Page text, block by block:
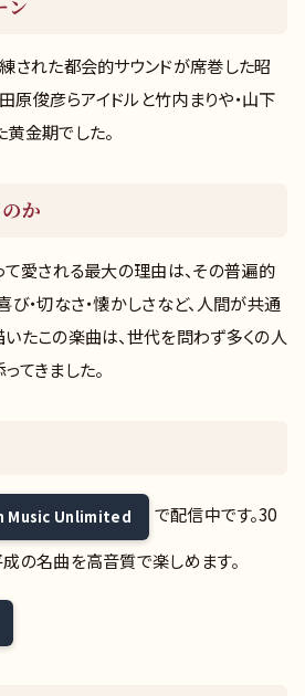
ン
された都会的サウンドが席巻した昭
原俊彦らアイドルと竹内まりや・山下
金期でした。
か
て愛される最大の理由は、その普遍的
び・切なさ・懐かしさなど、人間が共通
たこの楽曲は、世代を問わず多くの人
てきました。
Music Unlimited
で配信中です。30
の名曲を高音質で楽しめます。